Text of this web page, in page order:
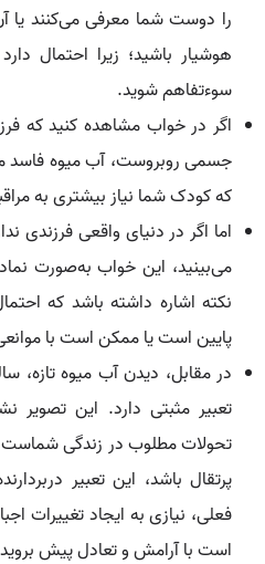
را دوست شما معرفی می‌کنند یا
هوشیار باشید؛ زیرا احتمال
سوءتفاهم شوید.
اگر در خواب مشاهده کنید که
جسمی روبروست، آب میوه فاسد
که کودک شما نیاز بیشتری به
اما اگر در دنیای واقعی فرزندی
می‌بینید، این خواب به‌صورت
نکته اشاره داشته باشد که
پایین است یا ممکن است با
در مقابل، دیدن آب میوه
تعبیر مثبتی دارد. این تصویر
تحولات مطلوب در زندگی
پرتقال باشد، این تعبیر
فعلی، نیازی به ایجاد تغییرات
است با آرامش و تعادل پیش